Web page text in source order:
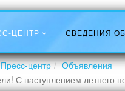
ЦЕНТР СВЕДЕНИЯ
Пресс-центр
Объявления
С наступлением летнего